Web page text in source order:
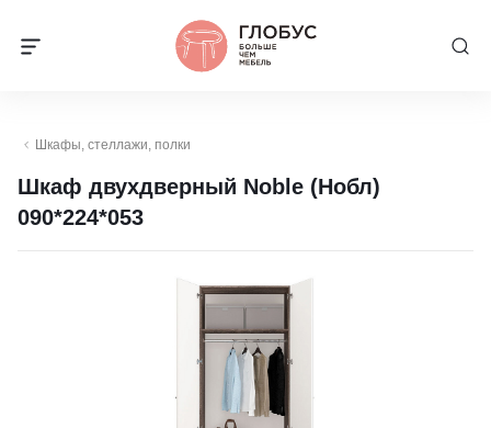
Шкафы, стеллажи, полки
Шкаф двухдверный Noble (Нобл)
090*224*053